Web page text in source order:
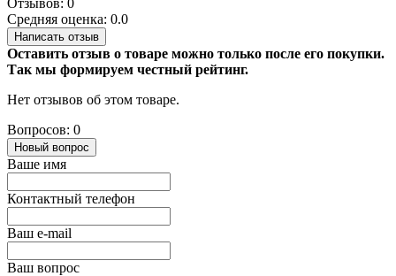
Средняя оценка: 0.0
Написать отзыв
Оставить отзыв о товаре можно только после его покупки.
Так мы формируем честный рейтинг.
Нет отзывов об этом товаре.
Вопросов: 0
Новый вопрос
Ваше имя
Контактный телефон
Ваш e-mail
Ваш вопрос